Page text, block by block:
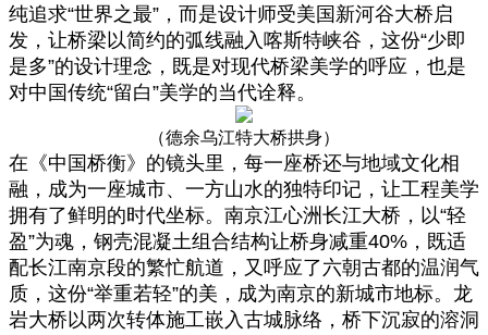
纯追求“世界之最”，而是设计师受美国新河谷大桥启
发，让桥梁以简约的弧线融入喀斯特峡谷，这份“少即
是多”的设计理念，既是对现代桥梁美学的呼应，也是
对中国传统“留白”美学的当代诠释。
（德余乌江特大桥拱身）
在《中国桥衡》的镜头里，每一座桥还与地域文化相
融，成为一座城市、一方山水的独特印记，让工程美学
拥有了鲜明的时代坐标。南京江心洲长江大桥，以“轻
盈”为魂，钢壳混凝土组合结构让桥身减重40%，既适
配长江南京段的繁忙航道，又呼应了六朝古都的温润气
质，这份“举重若轻”的美，成为南京的新城市地标。龙
岩大桥以两次转体施工嵌入古城脉络，桥下沉寂的溶洞